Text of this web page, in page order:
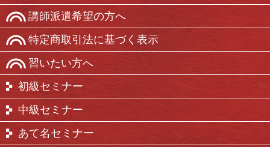
講師派遣希望の方へ
特定商取引法に基づく表示
習いたい方へ
初級セミナー
中級セミナー
あて名セミナー